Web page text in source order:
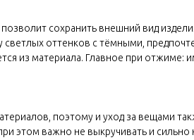
сохранить внешний вид
оттенков с тёмными,
из материала. Главное при отжиме:
поэтому и уход за вещами
этом важно не выкручивать и